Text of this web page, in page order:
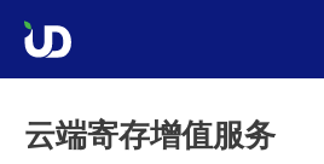
云端寄存增值服务